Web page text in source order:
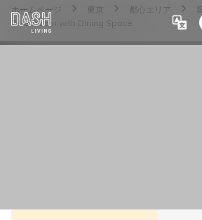
ホームページ 東京 都心エリア
2 Bedroom with Dining Space